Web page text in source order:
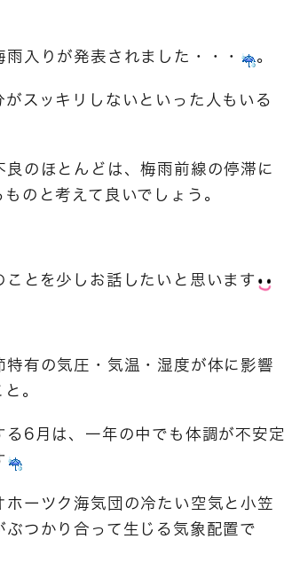
入りが発表されました・・・ 。
がスッキリしないといった人もいる
のほとんどは、梅雨前線の停滞に
のと考えて良いでしょう。
とを少しお話したいと思います
特有の気圧・気温・湿度が体に影響
。
る6月は、一年の中でも体調が不安定
ホーツク海気団の冷たい空気と小笠
ぶつかり合って生じる気象配置で